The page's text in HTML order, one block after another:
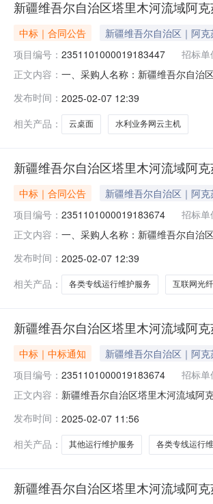
新疆维吾尔自治区塔里木河流域阿
中标｜合同公告
新疆维吾尔自治区｜阿
项目编号： 2351101000019183447 招标单
正文内容： 一、采购人名称：新疆维吾尔自治
专线、数据专线、互联网宽带、无
发布时间： 2025-02-07 12:39
相关产品：
云桌面 水利业务网云主机
新疆维吾尔自治区塔里木河流域阿
中标｜合同公告
新疆维吾尔自治区｜阿
项目编号： 2351101000019183674 招标单
正文内容： 一、采购人名称：新疆维吾尔自治
运行维护服务详见附件项
发布时间： 2025-02-07 12:39
相关产品：
各类专线运行维护服务 互联网光
新疆维吾尔自治区塔里木河流域阿
中标｜中标通知
新疆维吾尔自治区｜阿
项目编号： 2351101000019183674 招标单
正文内容： 新疆维吾尔自治区塔里木河流域阿
话:18799949222采购计划文号:采
发布时间： 2025-02-07 11:56
相关产品：
其他运行维护服务 各类专线运行
新疆维吾尔自治区塔里木河流域阿